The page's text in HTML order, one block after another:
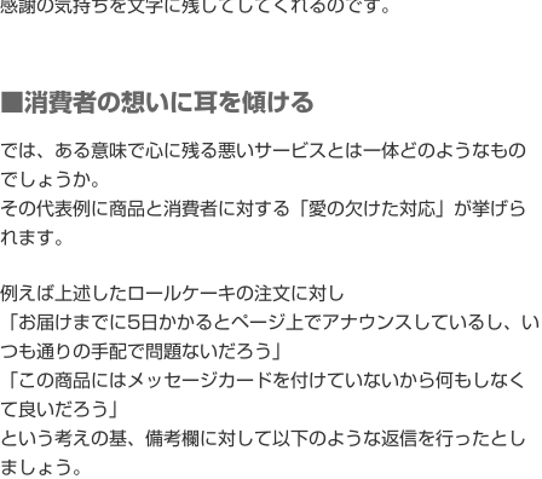
感謝の気持ちを文字に残してしてくれるのです。
■消費者の想いに耳を傾ける
では、ある意味で心に残る悪いサービスとは一体どのようなもの
でしょうか。
その代表例に商品と消費者に対する「愛の欠けた対応」が挙げら
れます。
例えば上述したロールケーキの注文に対し
「お届けまでに5日かかるとページ上でアナウンスしているし、い
つも通りの手配で問題ないだろう」
「この商品にはメッセージカードを付けていないから何もしなく
て良いだろう」
という考えの基、備考欄に対して以下のような返信を行ったとし
ましょう。